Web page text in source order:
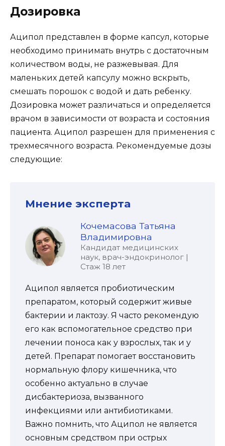
Дозировка
Аципол представлен в форме капсул, которые
необходимо принимать внутрь с достаточным
количеством воды, не разжевывая. Для
маленьких детей капсулу можно вскрыть,
смешать порошок с водой и дать ребенку.
Дозировка может различаться и определяется
врачом в зависимости от возраста и состояния
пациента. Аципол разрешен для применения с
трехмесячного возраста. Рекомендуемые дозы
следующие:
Мнение эксперта
Кочемасова Татьяна
Владимировна
Кандидат медицинских
наук, врач-эндокринолог |
Стаж 18 лет
Аципол является пробиотическим
препаратом, который содержит живые
бактерии и лактозу. Я часто рекомендую
его как вспомогательное средство при
лечении поноса как у взрослых, так и у
детей. Препарат помогает восстановить
нормальную флору кишечника, что
особенно актуально в случае
дисбактериоза, вызванного
инфекциями или антибиотиками.
Важно помнить, что Аципол не является
основным средством при острых